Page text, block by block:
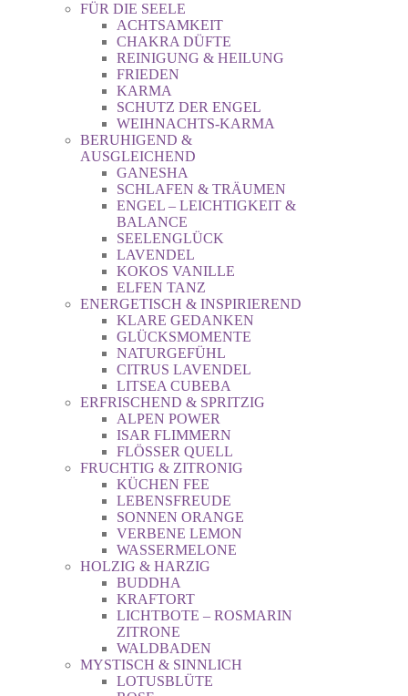
FÜR DIE SEELE
ACHTSAMKEIT
CHAKRA DÜFTE
REINIGUNG & HEILUNG
FRIEDEN
KARMA
SCHUTZ DER ENGEL
WEIHNACHTS-KARMA
BERUHIGEND &
AUSGLEICHEND
GANESHA
SCHLAFEN & TRÄUMEN
ENGEL – LEICHTIGKEIT &
BALANCE
SEELENGLÜCK
LAVENDEL
KOKOS VANILLE
ELFEN TANZ
ENERGETISCH & INSPIRIEREND
KLARE GEDANKEN
GLÜCKSMOMENTE
NATURGEFÜHL
CITRUS LAVENDEL
LITSEA CUBEBA
ERFRISCHEND & SPRITZIG
ALPEN POWER
ISAR FLIMMERN
FLÖSSER QUELL
FRUCHTIG & ZITRONIG
KÜCHEN FEE
LEBENSFREUDE
SONNEN ORANGE
VERBENE LEMON
WASSERMELONE
HOLZIG & HARZIG
BUDDHA
KRAFTORT
LICHTBOTE – ROSMARIN
ZITRONE
WALDBADEN
MYSTISCH & SINNLICH
LOTUSBLÜTE